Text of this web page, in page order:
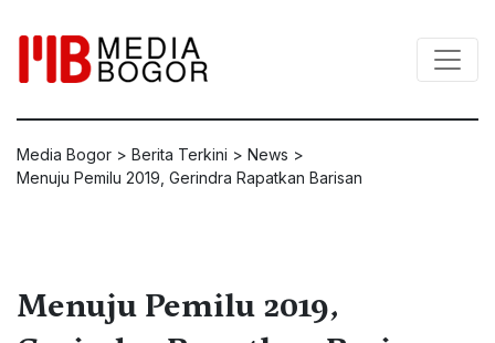
Media Bogor > Berita Terkini > News >
Menuju Pemilu 2019, Gerindra Rapatkan Barisan
Menuju Pemilu 2019,